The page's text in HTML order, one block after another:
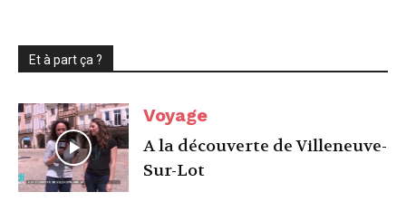
Et à part ça ?
Voyage
A la découverte de Villeneuve-
Sur-Lot